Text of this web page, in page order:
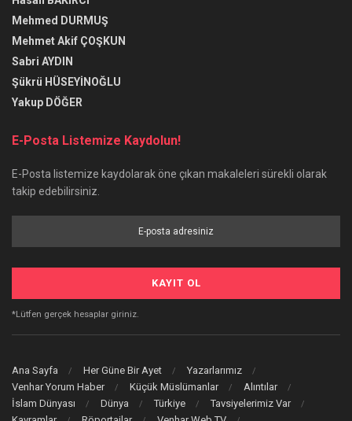
Mehmed DURMUŞ
Mehmet Akif ÇOŞKUN
Sabri AYDIN
Şükrü HÜSEYİNOĞLU
Yakup DÖĞER
E-Posta Listemize Kaydolun!
E-Posta listemize kaydolarak öne çıkan makaleleri sürekli olarak
takip edebilirsiniz.
*Lütfen gerçek hesaplar giriniz.
Ana Sayfa Her Güne Bir Ayet
Yazarlarımız
Venhar Yorum Haber
Küçük Müslümanlar
Alıntılar
İslam Dünyası
Dünya Türkiye
Tavsiyelerimiz Var